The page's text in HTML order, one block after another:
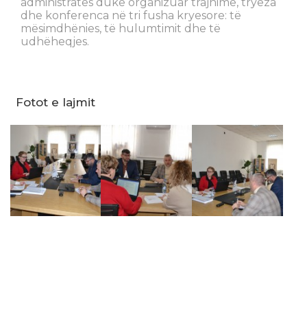
dhe konferenca në tri fusha kryesore: të
mësimdhënies, të hulumtimit dhe të
udhëheqjes.
Fotot e lajmit